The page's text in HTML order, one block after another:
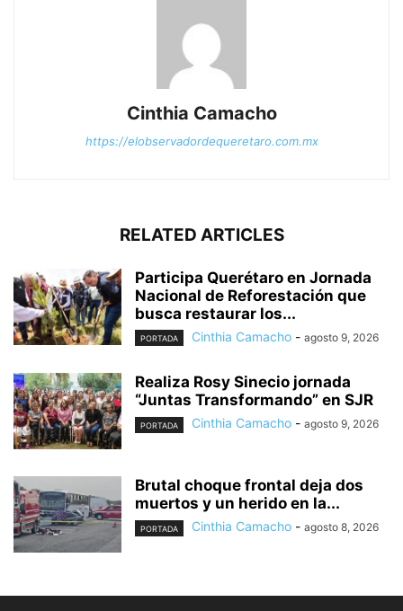
Cinthia Camacho
https://elobservadordequeretaro.com.mx
RELATED ARTICLES
Participa Querétaro en Jornada
Nacional de Reforestación que
busca restaurar los...
PORTADA Cinthia Camacho - agosto 9, 2026
Realiza Rosy Sinecio jornada
“Juntas Transformando” en SJR
PORTADA Cinthia Camacho - agosto 9, 2026
Brutal choque frontal deja dos
muertos y un herido en la...
PORTADA Cinthia Camacho - agosto 8, 2026